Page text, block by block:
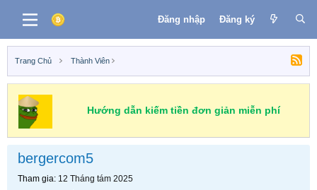
Đăng nhập Đăng ký
Trang Chủ Thành Viên
Hướng dẫn kiếm tiền đơn giản miễn phí
bergercom5
Tham gia 12 Tháng tám 2025